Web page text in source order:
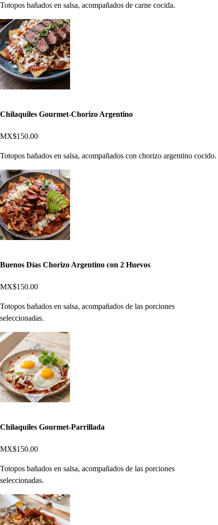
Totopos bañados en salsa, acompañados de carne cocida.
Chilaquiles Gourmet-Chorizo Argentino
MX$150.00
Totopos bañados en salsa, acompañados con chorizo argentino cocido.
Buenos Días Chorizo Argentino con 2 Huevos
MX$150.00
Totopos bañados en salsa, acompañados de las porciones
seleccionadas.
Chilaquiles Gourmet-Parrillada
MX$150.00
Totopos bañados en salsa, acompañados de las porciones
seleccionadas.